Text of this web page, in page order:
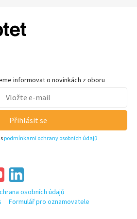
informovat o novinkách z oboru
Přihlásit se
podmínkami ochrany osobních údajů
osobních údajů
Formulář pro oznamovatele